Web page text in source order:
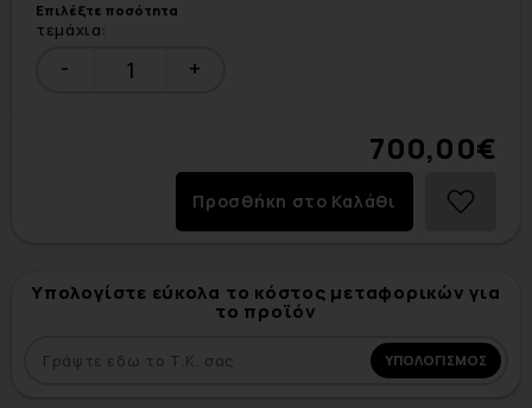
Επιλέξτε ποσότητα
τεμάχια:
- +
700,00€
Προσθήκη στο Καλάθι
Υπολογίστε εύκολα το κόστος μεταφορικών για
το προϊόν